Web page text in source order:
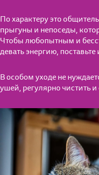
По характеру это
прыгуны и непоседы,
Чтобы любопытным и
девать энергию,
В особом уходе не
ушей, регулярно чистить и